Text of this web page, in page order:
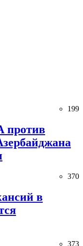
199
против
370
в
373